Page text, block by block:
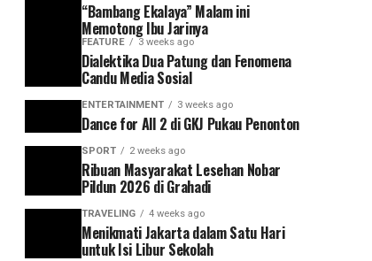
“Bambang Ekalaya” Malam ini
Memotong Ibu Jarinya
FEATURE 3 weeks ago
Dialektika Dua Patung dan Fenomena
Candu Media Sosial
ENTERTAINMENT 3 weeks ago
Dance for All 2 di GKJ Pukau Penonton
SPORT 2 weeks ago
Ribuan Masyarakat Lesehan Nobar
Pildun 2026 di Grahadi
TRAVELING 4 weeks ago
Menikmati Jakarta dalam Satu Hari
untuk Isi Libur Sekolah